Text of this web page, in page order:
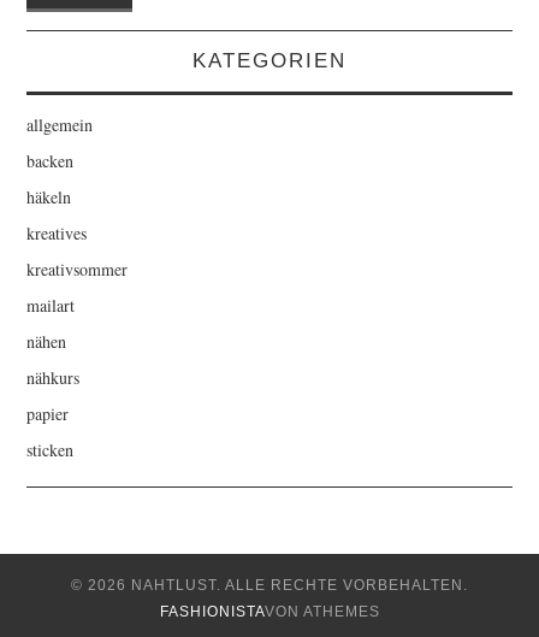
KATEGORIEN
allgemein
backen
häkeln
kreatives
kreativsommer
mailart
nähen
nähkurs
papier
sticken
© 2026 NAHTLUST. ALLE RECHTE VORBEHALTEN.
FASHIONISTAVON ATHEMES